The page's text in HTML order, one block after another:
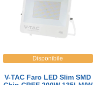
Disponibile
V-TAC Faro LED Slim SMD